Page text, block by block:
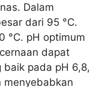
Dalam
dari 95 °C.
°C. pH optimum
dapat
pada pH 6,8,
menyebabkan